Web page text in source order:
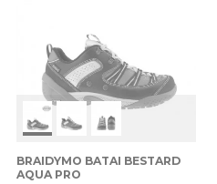
BRAIDYMO BATAI BESTARD
AQUA PRO